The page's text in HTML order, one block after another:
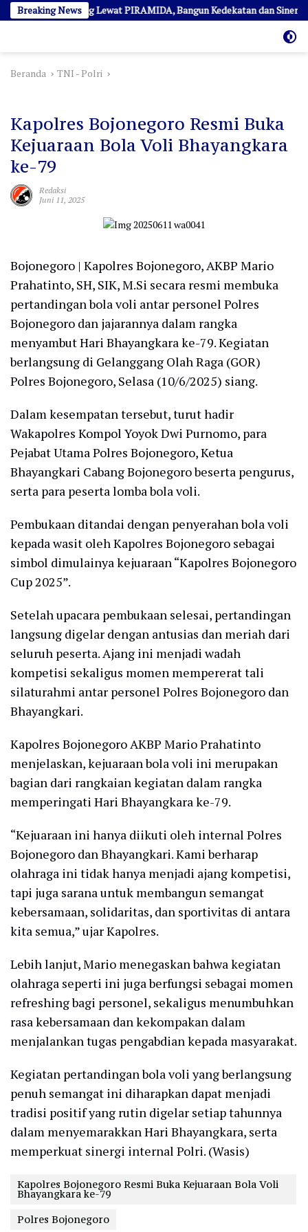
Langsung
ke
Breaking News
Ngopi Bareng Lewat PIRAMIDA, Bangun Kedekatan dan Sinergi
Beranda TNI - Polri
Kapolres Bojonegoro Resmi Buka
Kejuaraan Bola Voli Bhayangkara
ke-79
Redaksi
Juni 11, 2025
Bojonegoro | Kapolres Bojonegoro, AKBP Mario
Prahatinto, SH, SIK, M.Si secara resmi membuka
pertandingan bola voli antar personel Polres
Bojonegoro dan jajarannya dalam rangka
menyambut Hari Bhayangkara ke-79. Kegiatan
berlangsung di Gelanggang Olah Raga (GOR)
Polres Bojonegoro, Selasa (10/6/2025) siang.
Dalam kesempatan tersebut, turut hadir
Wakapolres Kompol Yoyok Dwi Purnomo, para
Pejabat Utama Polres Bojonegoro, Ketua
Bhayangkari Cabang Bojonegoro beserta pengurus,
serta para peserta lomba bola voli.
Pembukaan ditandai dengan penyerahan bola voli
kepada wasit oleh Kapolres Bojonegoro sebagai
simbol dimulainya kejuaraan “Kapolres Bojonegoro
Cup 2025”.
Setelah upacara pembukaan selesai, pertandingan
langsung digelar dengan antusias dan meriah dari
seluruh peserta. Ajang ini menjadi wadah
kompetisi sekaligus momen mempererat tali
silaturahmi antar personel Polres Bojonegoro dan
Bhayangkari.
Kapolres Bojonegoro AKBP Mario Prahatinto
menjelaskan, kejuaraan bola voli ini merupakan
bagian dari rangkaian kegiatan dalam rangka
memperingati Hari Bhayangkara ke-79.
“Kejuaraan ini hanya diikuti oleh internal Polres
Bojonegoro dan Bhayangkari. Kami berharap
olahraga ini tidak hanya menjadi ajang kompetisi,
tapi juga sarana untuk membangun semangat
kebersamaan, solidaritas, dan sportivitas di antara
kita semua,” ujar Kapolres.
Lebih lanjut, Mario menegaskan bahwa kegiatan
olahraga seperti ini juga berfungsi sebagai momen
refreshing bagi personel, sekaligus menumbuhkan
rasa kebersamaan dan kekompakan dalam
menjalankan tugas pengabdian kepada masyarakat.
Kegiatan pertandingan bola voli yang berlangsung
penuh semangat ini diharapkan dapat menjadi
tradisi positif yang rutin digelar setiap tahunnya
dalam menyemarakkan Hari Bhayangkara, serta
memperkuat sinergi internal Polri. (Wasis)
Kapolres Bojonegoro Resmi Buka Kejuaraan Bola Voli
Bhayangkara ke-79
Polres Bojonegoro